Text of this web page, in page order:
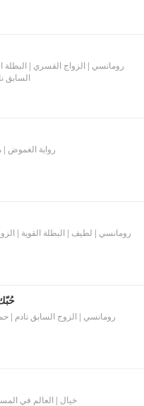
رومانسي | الزواج القسري | البطلة
السابق
رواية الغموض |
رومانسي | لطيف | البطلة القوية |
رومانسي | ​الزوج السابق نادم​​ |
خيال | العالم في